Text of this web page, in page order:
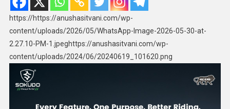
https://https://anushasitvani.com/wp-
content/uploads/2026/05/WhatsApp-Image-2026-05-30-at-
2.27.10-PM-1.jpeghttps://anushasitvani.com/wp-
content/uploads/2024/06/20240619_101620.png